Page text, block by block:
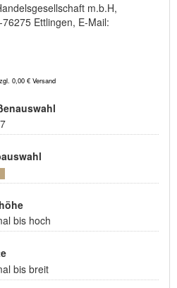
m.b.H,
Ettlingen, E-Mail:
0,00 € Versand
bis hoch
bis breit